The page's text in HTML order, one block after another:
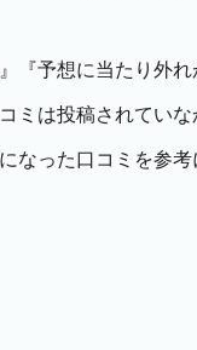
『予想に当たり外
ミは投稿されてい
なった口コミを参